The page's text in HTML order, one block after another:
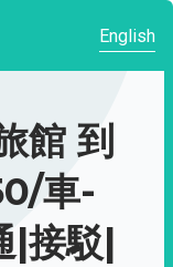
English
館 到
車-
|接駁|